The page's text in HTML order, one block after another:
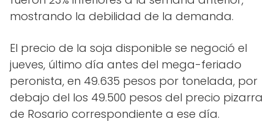
mostrando la debilidad de la demanda.
El precio de la soja disponible se negoció el
jueves, último día antes del mega-feriado
peronista, en 49.635 pesos por tonelada, por
debajo del los 49.500 pesos del precio pizarra
de Rosario correspondiente a ese día.